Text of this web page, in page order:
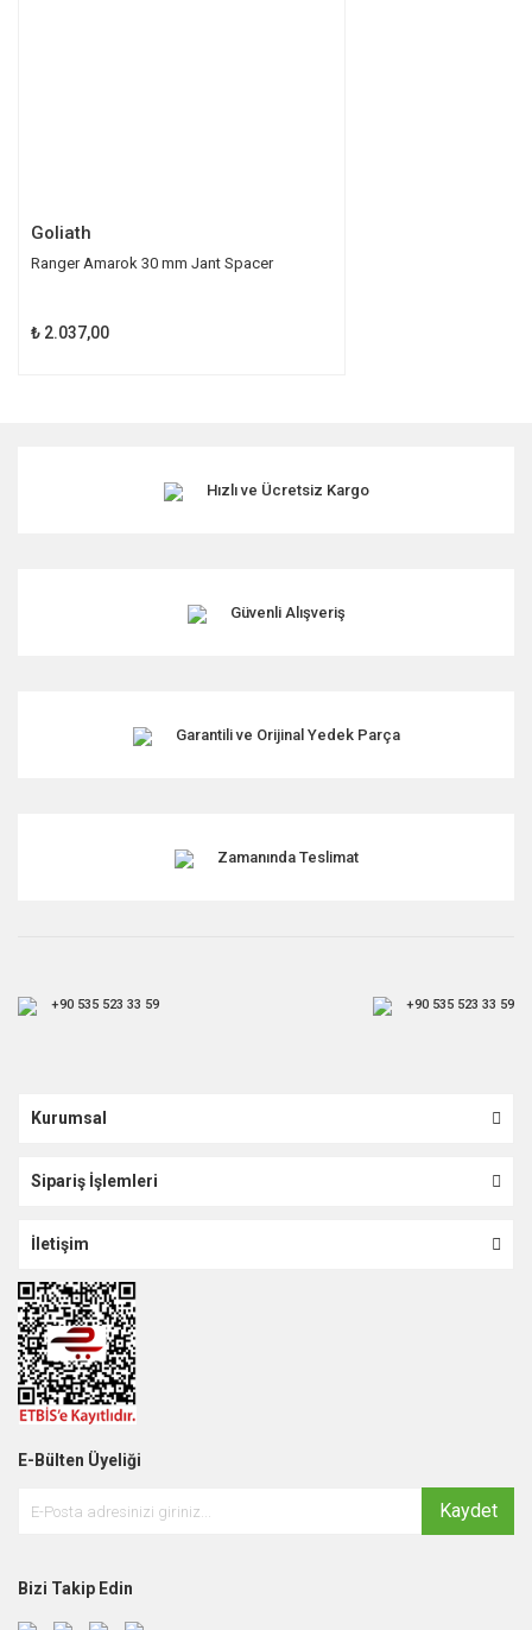
Goliath
Ranger Amarok 30 mm Jant Spacer
₺ 2.037,00
Hızlı ve Ücretsiz Kargo
Güvenli Alışveriş
Garantili ve Orijinal Yedek Parça
Zamanında Teslimat
+90 535 523 33 59 +90 535 523 33 59
Kurumsal
Sipariş İşlemleri
İletişim
E-Bülten Üyeliği
Kaydet
Bizi Takip Edin